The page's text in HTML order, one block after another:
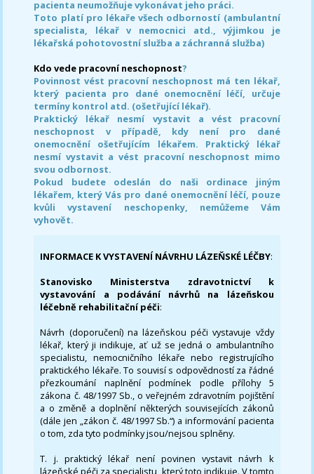
pacienta neumožňuje vykonávat jeho práci.
Toto platí pro lékaře všech odborností (ambulantní
specialista, lékař v nemocnici atd., výjimkou je
lékařská pohotovostní služba a záchranná služba)
Kdo vede pracovní neschopnost?
Povinnost vést pracovní neschopnost má ten lékař,
který pacienta pro dané onemocnění léčí, určuje
termíny kontrol atd. (ošetřující lékař).
Praktický lékař nesmí vystavit a vést pracovní
neschopnost v případě, kdy není pro dané
onemocnění ošetřujícím lékařem. Praktický lékař
nesmí vystavit a vést pracovní neschopnost mimo
svou odbornost.
Pokud budete odeslán do naši ordinace jiným
lékařem, který Vás pro dané onemocnění léčí, pouze
kvůli vystavení neschopenky, nemůžeme Vám
vyhovět.
INFORMACE K VYSTAVENÍ NÁVRHU LÁZEŇSKÉ LÉČBY:
Stanovisko Ministerstva zdravotnictví k
vystavování a podávání návrhů na lázeňskou
léčebně rehabilitační péči:
Návrh (doporučení) na lázeňskou péči vystavuje vždy
lékař, který ji indikuje, ať už se jedná o ambulantního
specialistu, nemocničního lékaře nebo registrujícího
praktického lékaře. To souvisí s odpovědností za řádné
přezkoumání naplnění podmínek podle přílohy 5
zákona č. 48/1997 Sb., o veřejném zdravotním pojištění
a o změně a doplnění některých souvisejících zákonů
(dále jen „zákon č. 48/1997 Sb.“) a informování pacienta
o tom, zda tyto podmínky jsou/nejsou splněny.
T. j. praktický lékař není povinen vystavit návrh k
lázeňské péči za specialistu, který toto indikuje. V tomto